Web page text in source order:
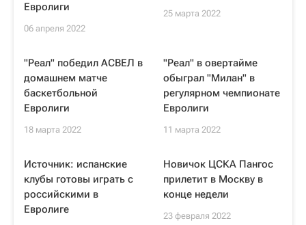
Евролиги
06 апреля 2022
25 марта 2022
"Реал" победил АСВЕЛ в
домашнем матче
баскетбольной
Евролиги
18 марта 2022
"Реал" в овертайме
обыграл "Милан" в
регулярном чемпионате
Евролиги
11 марта 2022
Источник: испанские
клубы готовы играть с
российскими в
Евролиге
Новичок ЦСКА Пангос
прилетит в Москву в
конце недели
23 февраля 2022